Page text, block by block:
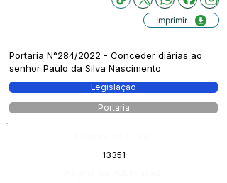
Imprimir
Portaria N°284/2022 - Conceder diárias ao
senhor Paulo da Silva Nascimento
Legislação
Portaria
13351